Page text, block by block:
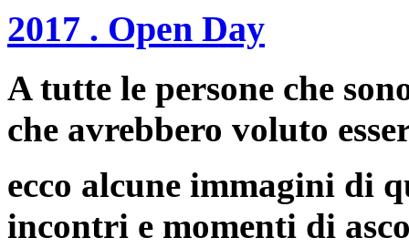
2017 . Open Day
A tutte le persone che
che avrebbero voluto
ecco alcune immagini di
incontri e momenti di